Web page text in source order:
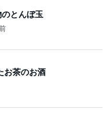
とんぼ玉
お茶のお酒